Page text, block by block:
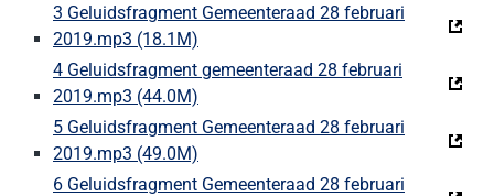
3 Geluidsfragment Gemeenteraad 28 februari
2019.mp3 (18.1M) (Deze link gaat naar een externe
4 Geluidsfragment gemeenteraad 28 februari
2019.mp3 (44.0M) (Deze link gaat naar een externe
5 Geluidsfragment Gemeenteraad 28 februari
2019.mp3 (49.0M) (Deze link gaat naar een externe
6 Geluidsfragment Gemeenteraad 28 februari